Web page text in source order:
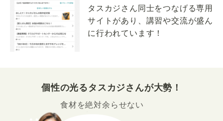
タスカジさん同士をつなげる専用
サイトがあり、講習や交流が盛ん
に行われています！
個性の光るタスカジさんが大勢！
食材を絶対余らせない